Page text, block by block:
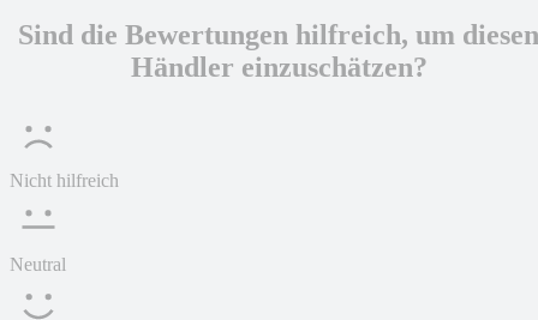
Sind die Bewertungen hilfreich, um diesen
Händler einzuschätzen?
Nicht hilfreich
Neutral